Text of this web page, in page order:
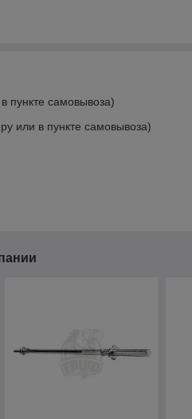
пункте самовывоза)
или в пункте самовывоза)